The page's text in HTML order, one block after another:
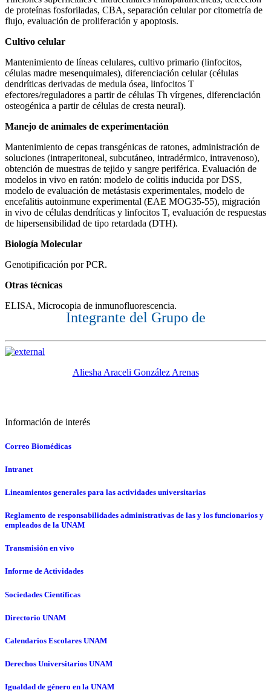
de proteínas fosforiladas, CBA, separación celular por citometría de
flujo, evaluación de proliferación y apoptosis.
Cultivo celular
Mantenimiento de líneas celulares, cultivo primario (linfocitos,
células madre mesenquimales), diferenciación celular (células
dendríticas derivadas de medula ósea, linfocitos T
efectores/reguladores a partir de células Th vírgenes, diferenciación
osteogénica a partir de células de cresta neural).
Manejo de animales de experimentación
Mantenimiento de cepas transgénicas de ratones, administración de
soluciones (intraperitoneal, subcutáneo, intradérmico, intravenoso),
obtención de muestras de tejido y sangre periférica. Evaluación de
modelos in vivo en ratón: modelo de colitis inducida por DSS,
modelo de evaluación de metástasis experimentales, modelo de
encefalitis autoinmune experimental (EAE MOG35-55), migración
in vivo de células dendríticas y linfocitos T, evaluación de respuestas
de hipersensibilidad de tipo retardada (DTH).
Biología Molecular
Genotipificación por PCR.
Otras técnicas
ELISA, Microcopia de inmunofluorescencia.
Integrante del Grupo de
Aliesha Araceli González Arenas
Información de interés
Correo Biomédicas
Intranet
Lineamientos generales para las actividades universitarias
Reglamento de responsabilidades administrativas de las y los funcionarios y
empleados de la UNAM
Transmisión en vivo
Informe de Actividades
Sociedades Científicas
Directorio UNAM
Calendarios Escolares UNAM
Derechos Universitarios UNAM
Igualdad de género en la UNAM